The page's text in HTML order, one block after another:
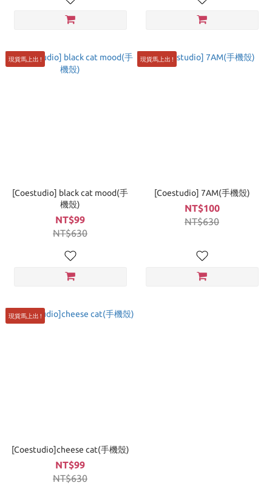
現貨馬上出 !
[Coestudio] black cat mood(手
機殼)
NT$99
NT$630
現貨馬上出 !
[Coestudio] 7AM(手機殼)
NT$100
NT$630
現貨馬上出 !
[Coestudio]cheese cat(手機殼)
NT$99
NT$630